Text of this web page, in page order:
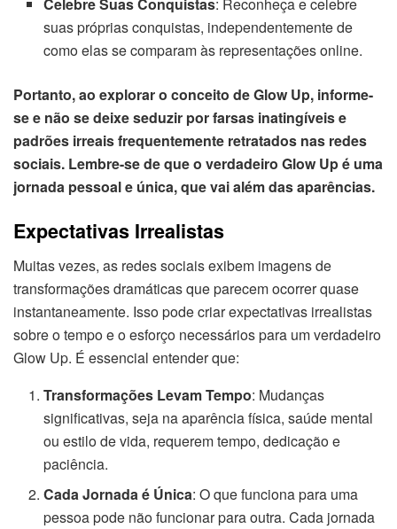
suas próprias conquistas, independentemente de
como elas se comparam às representações online.
Portanto, ao explorar o conceito de Glow Up, informe-
se e não se deixe seduzir por farsas inatingíveis e
padrões irreais frequentemente retratados nas redes
sociais. Lembre-se de que o verdadeiro Glow Up é uma
jornada pessoal e única, que vai além das aparências.
Expectativas Irrealistas
Muitas vezes, as redes sociais exibem imagens de
transformações dramáticas que parecem ocorrer quase
instantaneamente. Isso pode criar expectativas irrealistas
sobre o tempo e o esforço necessários para um verdadeiro
Glow Up. É essencial entender que:
Transformações Levam Tempo: Mudanças
significativas, seja na aparência física, saúde mental
ou estilo de vida, requerem tempo, dedicação e
paciência.
Cada Jornada é Única: O que funciona para uma
pessoa pode não funcionar para outra. Cada jornada